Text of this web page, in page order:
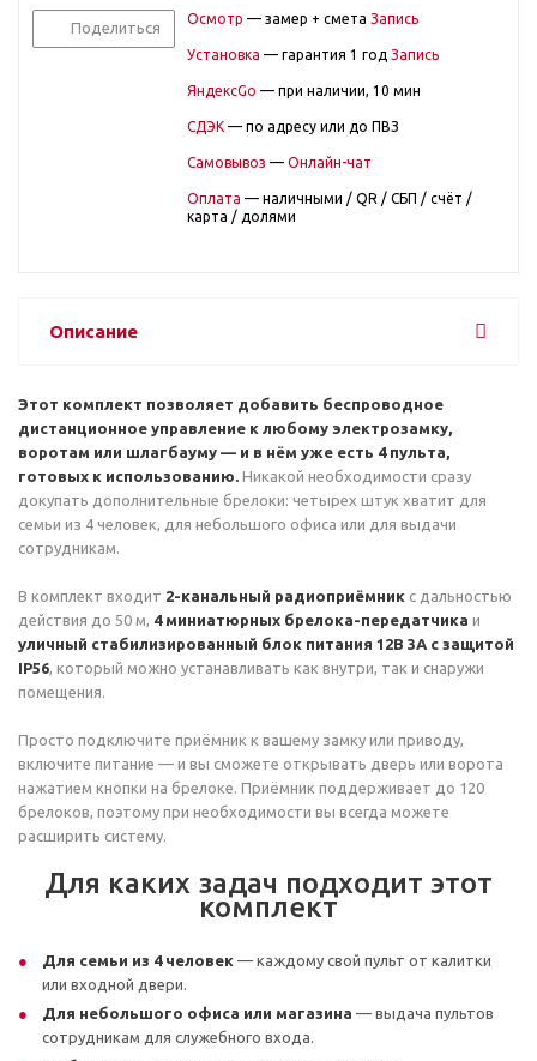
Поделиться
Осмотр — замер + смета Запись
Установка — гарантия 1 год Запись
ЯндексGo — при наличии, 10 мин
СДЭК — по адресу или до ПВЗ
Самовывоз — Онлайн-чат
Оплата — наличными / QR / СБП / счёт /
карта / долями
Описание
Этот комплект позволяет добавить беспроводное
дистанционное управление к любому электрозамку,
воротам или шлагбауму — и в нём уже есть 4 пульта,
готовых к использованию. Никакой необходимости сразу
докупать дополнительные брелоки: четырех штук хватит для
семьи из 4 человек, для небольшого офиса или для выдачи
сотрудникам.
В комплект входит 2-канальный радиоприёмник с дальностью
действия до 50 м, 4 миниатюрных брелока-передатчика и
уличный стабилизированный блок питания 12В 3А с защитой
IP56 , который можно устанавливать как внутри, так и снаружи
помещения.
Просто подключите приёмник к вашему замку или приводу,
включите питание — и вы сможете открывать дверь или ворота
нажатием кнопки на брелоке. Приёмник поддерживает до 120
брелоков, поэтому при необходимости вы всегда можете
расширить систему.
Для каких задач подходит этот
комплект
Для семьи из 4 человек — каждому свой пульт от калитки
или входной двери.
Для небольшого офиса или магазина — выдача пультов
сотрудникам для служебного входа.